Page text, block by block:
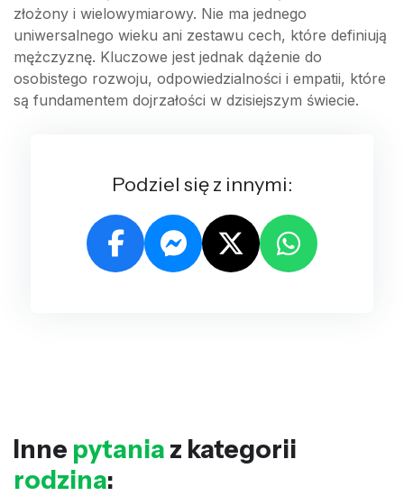
złożony i wielowymiarowy. Nie ma jednego
uniwersalnego wieku ani zestawu cech, które definiują
mężczyznę. Kluczowe jest jednak dążenie do
osobistego rozwoju, odpowiedzialności i empatii, które
są fundamentem dojrzałości w dzisiejszym świecie.
Podziel się z innymi:
Inne pytania z kategorii
rodzina: